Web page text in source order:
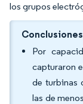
los grupos
Por
capturaron
de turbinas
las de